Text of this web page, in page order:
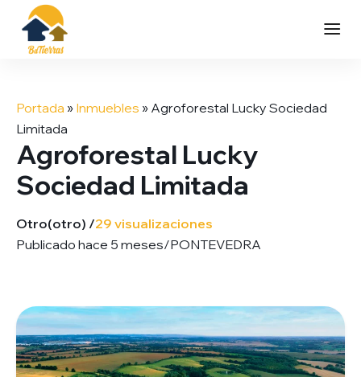
contenido
Portada » Inmuebles » Agroforestal Lucky Sociedad
Limitada
Agroforestal Lucky
Sociedad Limitada
Otro(otro) /29 visualizaciones
Publicado hace 5 meses/PONTEVEDRA